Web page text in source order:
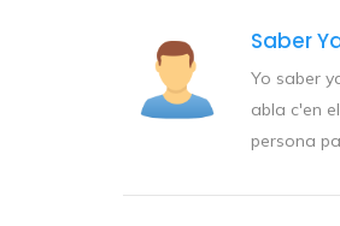
Saber
Yo saber
abla c'en
persona